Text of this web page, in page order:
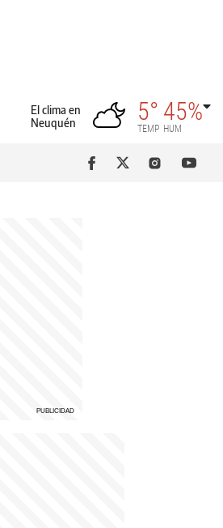
El clima en
Neuquén
5°
TEMP
45%
HUM